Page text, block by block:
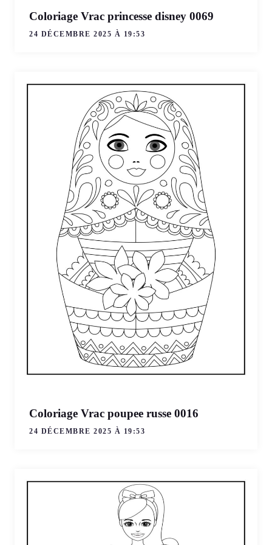
Coloriage Vrac princesse disney 0069
24 DÉCEMBRE 2025 À 19:53
Coloriage Vrac poupee russe 0016
24 DÉCEMBRE 2025 À 19:53